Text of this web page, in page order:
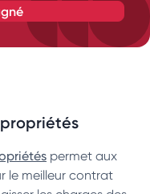
permet aux
le meilleur contrat